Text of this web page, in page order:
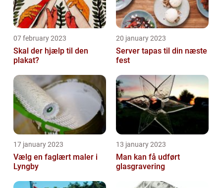
07 february 2023
Skal der hjælp til den
plakat?
20 january 2023
Server tapas til din næste
fest
17 january 2023
Vælg en faglært maler i
Lyngby
13 january 2023
Man kan få udført
glasgravering